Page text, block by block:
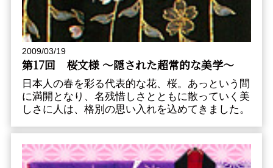
2009/03/19
第17回 桜文様 〜隠された超常的な美学〜
日本人の春を彩る代表的な花、桜。あっという間
に満開となり、名残惜しさとともに散っていく美
しさに人は、格別の思い入れを込めてきました。